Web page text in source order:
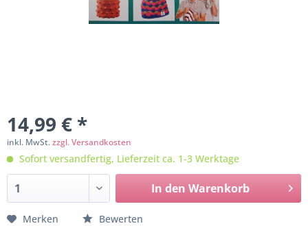
14,99 € *
inkl. MwSt.zzgl. Versandkosten
Sofort versandfertig, Lieferzeit ca. 1-3 Werktage
In den Warenkorb
Merken Bewerten